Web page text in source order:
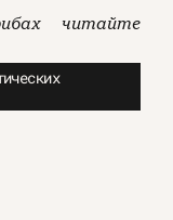
читайте